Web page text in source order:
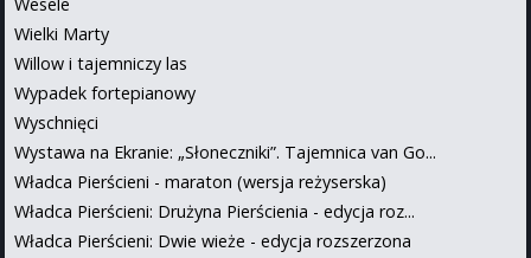
Wesele
Wielki Marty
Willow i tajemniczy las
Wypadek fortepianowy
Wyschnięci
Wystawa na Ekranie: „Słoneczniki”. Tajemnica van Go...
Władca Pierścieni - maraton (wersja reżyserska)
Władca Pierścieni: Drużyna Pierścienia - edycja roz...
Władca Pierścieni: Dwie wieże - edycja rozszerzona